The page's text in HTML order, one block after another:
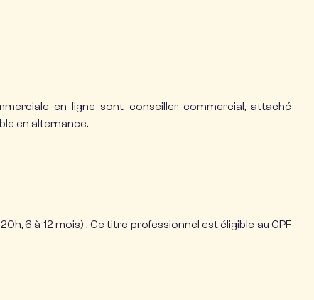
en ligne sont conseiller commercial, attaché
en alternance.
6 à 12 mois) . Ce titre professionnel est éligible au CPF